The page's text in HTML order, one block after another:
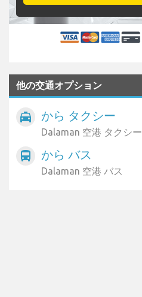
他の交通オプション
local_taxi から タクシー
Dalaman 空港 タクシー
directions_bus から バス
Dalaman 空港 バス